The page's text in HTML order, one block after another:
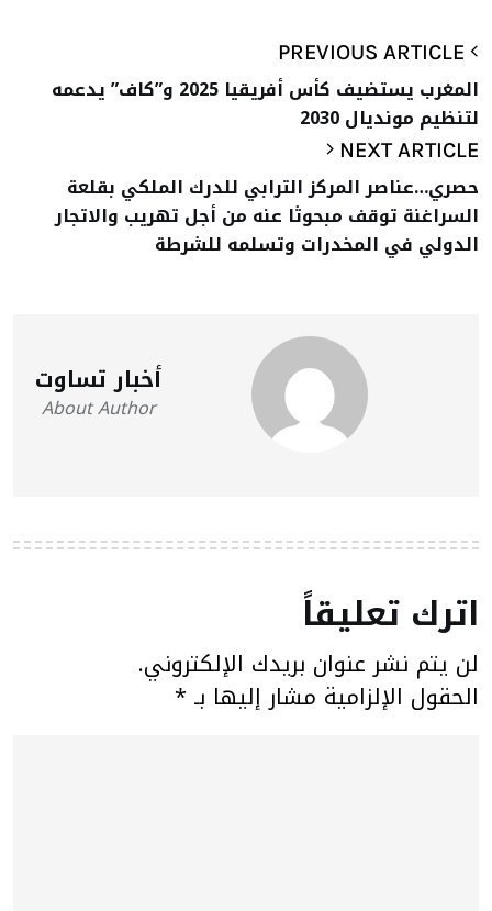
المغرب يستضيف كأس أفريقيا 2025 و”كاف” يدعمه
لتنظيم مونديال 2030
NEXT ARTICLE
حصري…عناصر المركز الترابي للدرك الملكي بقلعة
السراغنة توقف مبحوثا عنه من أجل تهريب والاتجار
الدولي في المخدرات وتسلمه للشرطة
أخبار تساوت
About Author
اترك تعليقاً
لن يتم نشر عنوان بريدك الإلكتروني.
الحقول الإلزامية مشار إليها بـ *